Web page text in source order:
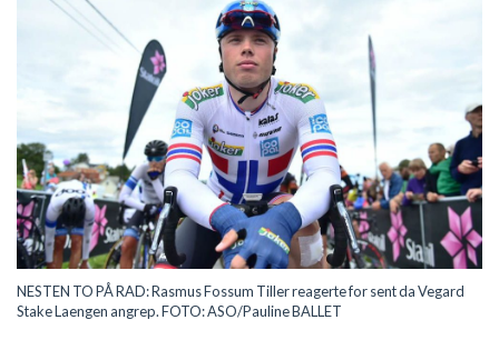
NESTEN TO PÅ RAD: Rasmus Fossum Tiller reagerte for sent da Vegard
Stake Laengen angrep. FOTO: ASO/Pauline BALLET